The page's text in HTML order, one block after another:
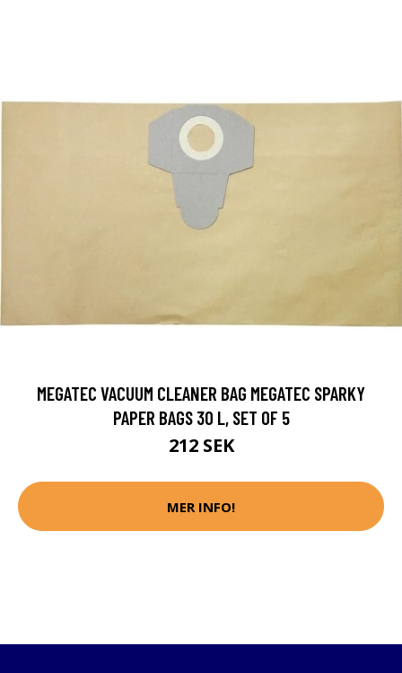
MEGATEC VACUUM CLEANER BAG MEGATEC SPARKY
PAPER BAGS 30 L, SET OF 5
212 SEK
MER INFO!